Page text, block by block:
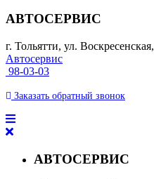
АВТОСЕРВИС
г. Тольятти, ул. Воскресенская,
Автосервис
98-03-03
Заказать обратный звонок
АВТОСЕРВИС